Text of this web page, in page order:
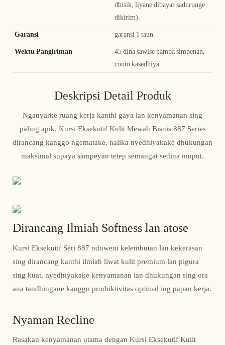
dhisik, liyane dibayar sadurunge
dikirim).
Garansi garansi 1 taun
Wektu Pangiriman
45 dina sawise nampa simpenan,
conto kasedhiya
Deskripsi Detail Produk
Nganyarke ruang kerja kanthi gaya lan kenyamanan sing
paling apik. Kursi Eksekutif Kulit Mewah Bisnis 887 Series
dirancang kanggo ngematake, nalika nyedhiyakake dhukungan
maksimal supaya sampeyan tetep semangat sedina muput.
Dirancang Ilmiah Softness lan atose
Kursi Eksekutif Seri 887 nduweni kelembutan lan kekerasan
sing dirancang kanthi ilmiah liwat kulit premium lan pigura
sing kuat, nyedhiyakake kenyamanan lan dhukungan sing ora
ana tandhingane kanggo produktivitas optimal ing papan kerja.
Nyaman Recline
Rasakan kenyamanan utama dengan Kursi Eksekutif Kulit